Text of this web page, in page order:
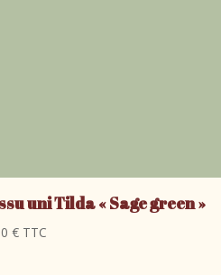
uni Tilda « Sage green »
€ TTC